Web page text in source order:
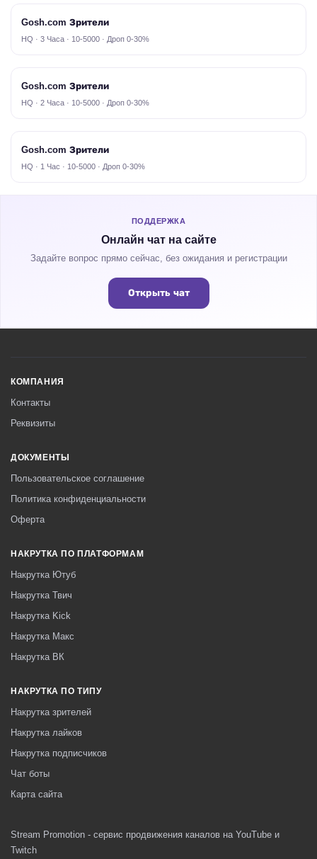
Gosh.com Зрители
HQ · 3 Часа · 10-5000 · Дроп 0-30%
Gosh.com Зрители
HQ · 2 Часа · 10-5000 · Дроп 0-30%
Gosh.com Зрители
HQ · 1 Час · 10-5000 · Дроп 0-30%
ПОДДЕРЖКА
Онлайн чат на сайте
Задайте вопрос прямо сейчас, без ожидания и регистрации
Открыть чат
КОМПАНИЯ
Контакты
Реквизиты
ДОКУМЕНТЫ
Пользовательское соглашение
Политика конфиденциальности
Оферта
НАКРУТКА ПО ПЛАТФОРМАМ
Накрутка Ютуб
Накрутка Твич
Накрутка Kick
Накрутка Макс
Накрутка ВК
НАКРУТКА ПО ТИПУ
Накрутка зрителей
Накрутка лайков
Накрутка подписчиков
Чат боты
Карта сайта
Stream Promotion - сервис продвижения каналов на YouTube и
Twitch